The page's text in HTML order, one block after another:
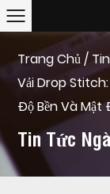
Trang Chủ/
Vải Drop Stitch:
Độ Bền Và Mật
Tin Tức